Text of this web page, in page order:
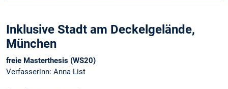
Inklusive Stadt am Deckelgelände,
München
freie Masterthesis (WS20)
Verfasserinn: Anna List